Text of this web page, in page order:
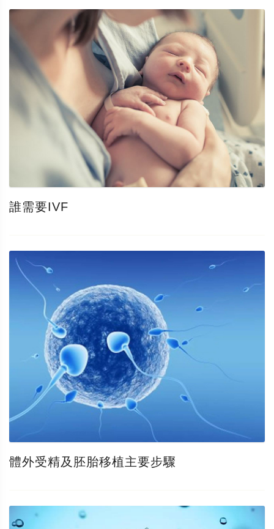
誰需要IVF
體外受精及胚胎移植主要步驟